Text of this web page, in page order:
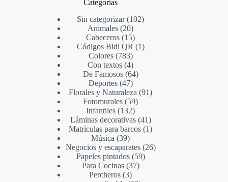
Categorías
Sin categorizar 102
Animales 20
Cabeceros 15
Códigos Bidi QR
1
Colores 783
Con textos 4
De Famosos 64
Deportes 47
Florales y Naturaleza 91
Fotomurales 59
Infantiles 132
Láminas decorativas 41
Matrículas para barcos 1
Música 39
Negocios y escaparates 26
Papeles pintados 59
Para Cocinas 37
Percheros 3